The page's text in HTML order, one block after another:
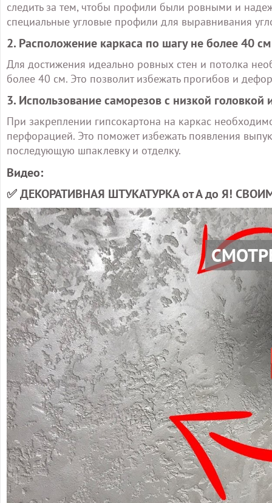
следить за тем, чтобы профили были ровными и
специальные угловые профили для выравнивания
2. Расположение каркаса по шагу не более 40 см
Для достижения идеально ровных стен и потолка
более 40 см. Это позволит избежать прогибов и
3. Использование саморезов с низкой
При закреплении гипсокартона на каркас
перфорацией. Это поможет избежать появления
последующую шпаклевку и отделку.
Видео:
✅ ДЕКОРАТИВНАЯ ШТУКАТУРКА от А до Я!